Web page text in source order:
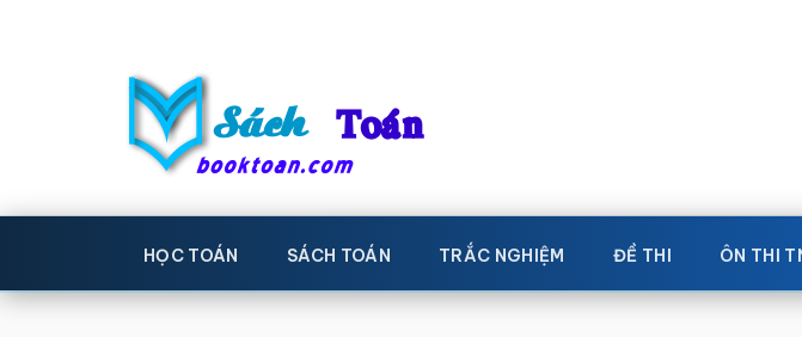
Sách
Toán
Học
toán,
HỌC TOÁN SÁCH TOÁN TRẮC NGHIỆM ĐỀ THI ÔN THI